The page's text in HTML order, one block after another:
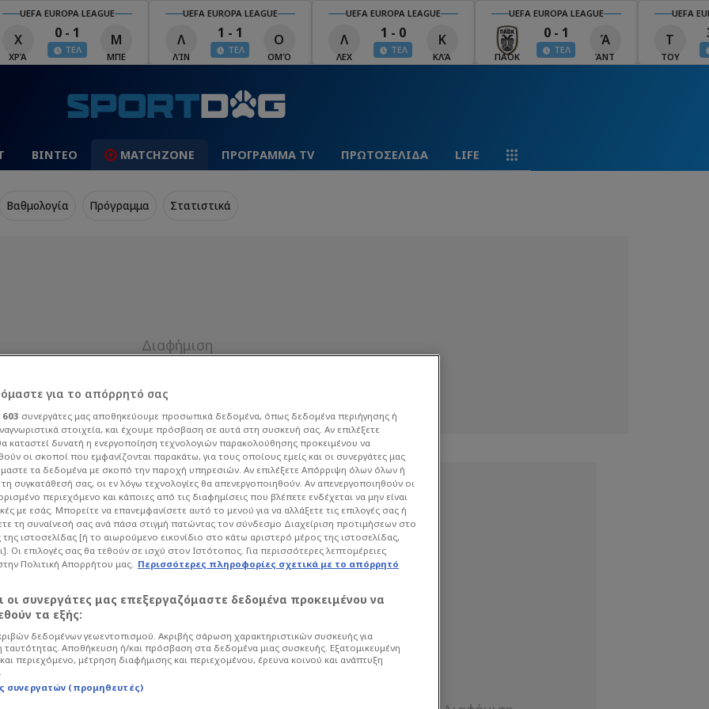
UEFA EUROPA LEAGUE
Χ
ΧΡΆ
0 - 1
ΤΕΛ
Μ
ΜΠΕ
UEFA EUROPA LEAGUE
Λ
ΛΊΝ
1 - 1
ΤΕΛ
Ο
ΟΜΌ
UEFA EUROPA LEAGUE
Λ
ΛΕΧ
1 - 0
ΤΕΛ
Κ
ΚΛΆ
UEFA EUROPA LEAGUE
ΠΑΟΚ
0 - 1
ΤΕΛ
Ά
ΆΝΤ
UEFA
Τ
ΤΟΥ
ΒΙΝΤΕΟ MATCHZONE ΠΡΟΓΡΑΜΜΑ TV ΠΡΩΤΟΣΕΛΙΔΑ LIFE
Βαθμολογία Πρόγραμμα Στατιστικά
στη Ν.
την μπάλα ο
μπάλα πριν την έναρξη του
στον Παναθηναϊκό.
για το απόρρητό σας
603 συνεργάτες μας αποθηκεύουμε προσωπικά δεδομένα, όπως δεδομένα περιήγησης ή
στοιχεία, και έχουμε πρόσβαση σε αυτά στη συσκευή σας. Αν επιλέξετε
καταστεί δυνατή η ενεργοποίηση τεχνολογιών παρακολούθησης προκειμένου να
οι σκοποί που εμφανίζονται παρακάτω, για τους οποίους εμείς και οι συνεργάτες μας
τα δεδομένα με σκοπό την παροχή υπηρεσιών. Αν επιλέξετε Απόρριψη όλων όλων ή
συγκατάθεσή σας, οι εν λόγω τεχνολογίες θα απενεργοποιηθούν. Αν απενεργοποιηθούν οι
περιεχόμενο και κάποιες από τις διαφημίσεις που βλέπετε ενδέχεται να μην είναι
με εσάς. Μπορείτε να επανεμφανίσετε αυτό το μενού για να αλλάξετε τις επιλογές σας ή
τη συναίνεσή σας ανά πάσα στιγμή πατώντας τον σύνδεσμο Διαχείριση προτιμήσεων στο
ιστοσελίδας [ή το αιωρούμενο εικονίδιο στο κάτω αριστερό μέρος της ιστοσελίδας,
Οι επιλογές σας θα τεθούν σε ισχύ στον Ιστότοπος. Για περισσότερες λεπτομέρειες
Πολιτική Απορρήτου μας. Περισσότερες πληροφορίες σχετικά με το απόρρητό
οι συνεργάτες μας επεξεργαζόμαστε δεδομένα προκειμένου να
τα εξής:
δεδομένων γεωεντοπισμού. Ακριβής σάρωση χαρακτηριστικών συσκευής για
ταυτότητας. Αποθήκευση ή/και πρόσβαση στα δεδομένα μιας συσκευής. Εξατομικευμένη
περιεχόμενο, μέτρηση διαφήμισης και περιεχομένου, έρευνα κοινού και ανάπτυξη
συνεργατών (προμηθευτές)